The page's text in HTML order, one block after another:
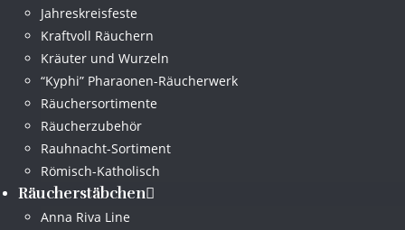
Jahreskreisfeste
Kraftvoll Räuchern
Kräuter und Wurzeln
“Kyphi” Pharaonen-Räucherwerk
Räuchersortimente
Räucherzubehör
Rauhnacht-Sortiment
Römisch-Katholisch
Räucherstäbchen
Anna Riva Line